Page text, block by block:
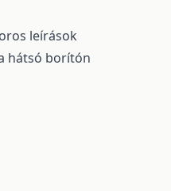
leírások
hátsó borítón